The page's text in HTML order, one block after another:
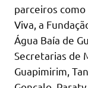
parceiros
Viva, a
Água Baía de
Secretarias de
Guapimirim,